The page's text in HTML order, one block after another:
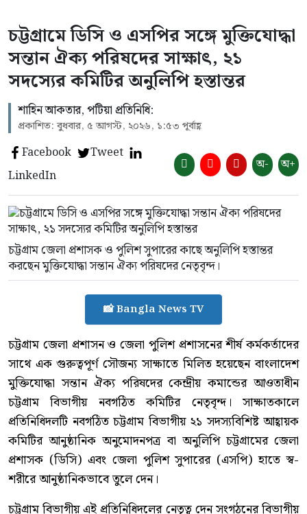
চট্টগ্রামে ডিসি ও এসপির সঙ্গে মুক্তিযোদ্ধা
সন্তান ঐক্য পরিষদের সাক্ষাৎ, ২১
সদস্যের কমিটির অনুলিপি হস্তান্তর
শাহিন আকতার, পটিয়া প্রতিনিধি:
প্রকাশিত: বুধবার, ৫ আগস্ট, ২০২৬, ১:৫৩ পূর্বাহ্ণ
Facebook
Tweet
LinkedIn
অ- অ+
চট্টগ্রাম জেলা প্রশাসক ও পুলিশ সুপারের কাছে অনুলিপি হস্তান্তর
করছেন মুক্তিযোদ্ধা সন্তান ঐক্য পরিষদের নেতৃবৃন্দ।
📸 Bangla News TV
চট্টগ্রাম জেলা প্রশাসন ও জেলা পুলিশ প্রশাসনের শীর্ষ কর্মকর্তাদের
সাথে এক গুরুত্বপূর্ণ সৌজন্য সাক্ষাতে মিলিত হয়েছেন বাংলাদেশ
মুক্তিযোদ্ধা সন্তান ঐক্য পরিষদের কেন্দ্রীয় কমান্ডের আওতাধীন
চট্টগ্রাম বিভাগীয় নবগঠিত কমিটির নেতৃবৃন্দ। সাক্ষাতকালে
প্রতিনিধিদলটি নবগঠিত চট্টগ্রাম বিভাগীয় ২১ সদস্যবিশিষ্ট আহ্বায়ক
কমিটির আনুষ্ঠানিক অনুমোদনপত্র বা অনুলিপি চট্টগ্রামের জেলা
প্রশাসক (ডিসি) এবং জেলা পুলিশ সুপারের (এসপি) হাতে স্ব-
শরীরে আনুষ্ঠানিকভাবে তুলে দেন।
চট্টগ্রাম বিভাগীয় এই প্রতিনিধিদলের নেতৃত্ব দেন সংগঠনের বিভাগীয়